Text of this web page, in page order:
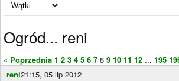
Ogród... reni
« Poprzednia 1 2 3 4 5 6 7 8 9 10 11 12 ... 195
reni21:15, 05 lip 2012